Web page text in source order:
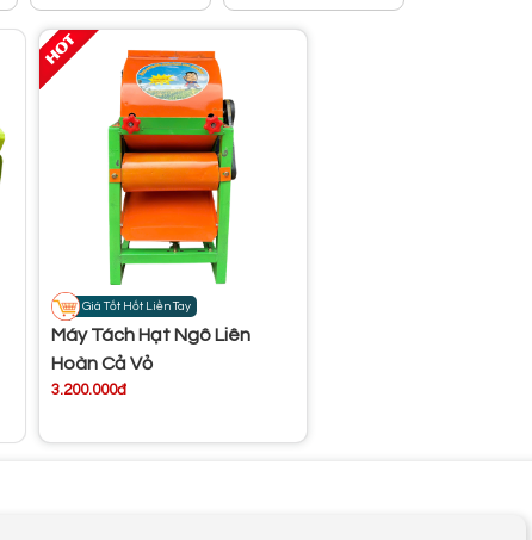
Giá Tốt Hốt Liền Tay
Máy Tách Hạt Ngô Liên
Hoàn Cả Vỏ
3.200.000đ